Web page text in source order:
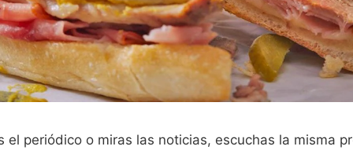
el periódico o miras las noticias, escuchas la misma